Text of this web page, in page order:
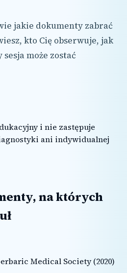
jakie dokumenty zabrać
kto Cię obserwuje, jak
może zostać
i nie zastępuje
ani indywidualnej
na których
Medical Society(2020)